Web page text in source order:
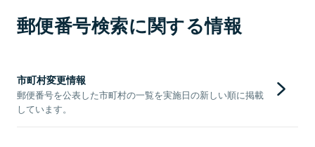
郵便番号検索に関する情報
市町村変更情報
郵便番号を公表した市町村の一覧を実施日の新しい順に掲載
しています。